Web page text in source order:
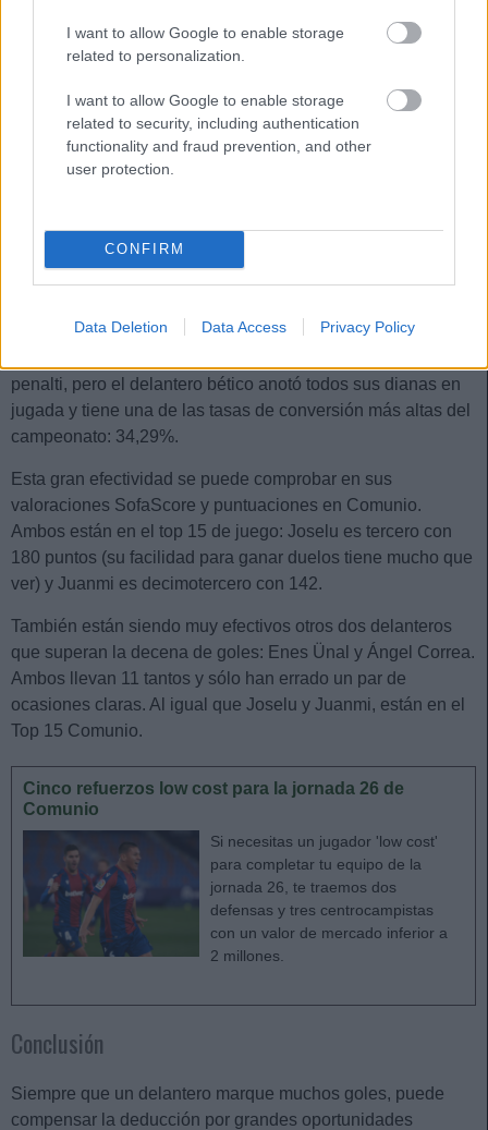
I want to allow Google to enable storage
related to personalization.
I want to allow Google to enable storage
related to security, including authentication
functionality and fraud prevention, and other
user protection.
CONFIRM
Data Deletion Data Access Privacy Policy
Champions, mientras que
Comunio sería subcampeón. El
muestra las razones de la mala
temporada de Alavés y Levante.
Si bien hay delanteros que fallan goles de los que marcan,
fallado tan sólo 3 ocasiones claras. Bien es cierto que el
penalti, pero el delantero bético anotó todos sus dianas en
jugada y tiene una de las tasas de conversión más altas del
campeonato: 34,29%.
Esta gran efectividad se puede comprobar en sus
valoraciones SofaScore y puntuaciones en Comunio.
Ambos están en el top 15 de juego: Joselu es tercero con
180 puntos (su facilidad para ganar duelos tiene mucho que
ver) y Juanmi es decimotercero con 142.
También están siendo muy efectivos otros dos delanteros
que superan la decena de goles: Enes Ünal y Ángel Correa.
Ambos llevan 11 tantos y sólo han errado un par de
ocasiones claras. Al igual que Joselu y Juanmi, están en el
Top 15 Comunio.
Cinco refuerzos low cost para la jornada 26 de
Comunio
Si necesitas un jugador 'low cost'
para completar tu equipo de la
jornada 26, te traemos dos
defensas y tres centrocampistas
con un valor de mercado inferior a
2 millones.
Conclusión
Siempre que un delantero marque muchos goles, puede
compensar la deducción por grandes oportunidades